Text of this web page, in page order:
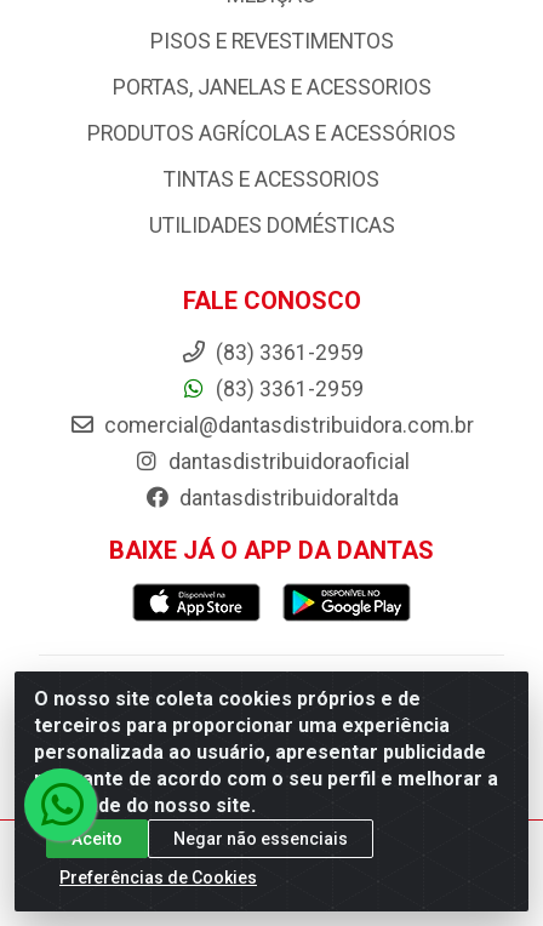
O nosso site coleta cookies próprios e de
terceiros para proporcionar uma experiência
personalizada ao usuário, apresentar publicidade
relevante de acordo com o seu perfil e melhorar a
qualidade do nosso site.
Aceito
Negar não essenciais
Preferências de Cookies
PISOS E REVESTIMENTOS
PORTAS, JANELAS E ACESSORIOS
PRODUTOS AGRÍCOLAS E ACESSÓRIOS
TINTAS E ACESSORIOS
UTILIDADES DOMÉSTICAS
FALE CONOSCO
(83) 3361-2959
(83) 3361-2959
comercial@dantasdistribuidora.com.br
dantasdistribuidoraoficial
dantasdistribuidoraltda
BAIXE JÁ O APP DA DANTAS
Dantas Distribuidora - Rua Sebastião Araújo,
404 - Centro, Esperança/PB - CEP 58.135-
000 - CNPJ 09.046.825/0001-11